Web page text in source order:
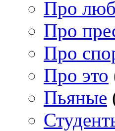
Про
Про
Про
Про это
Пьяные